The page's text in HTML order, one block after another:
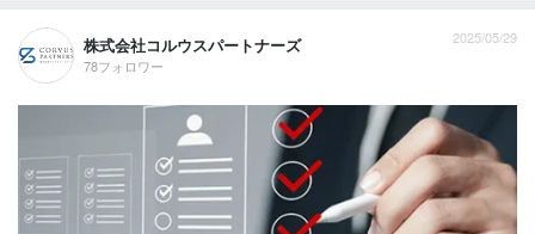
株式会社コルウスパートナーズ
78フォロワー
2025/05/29